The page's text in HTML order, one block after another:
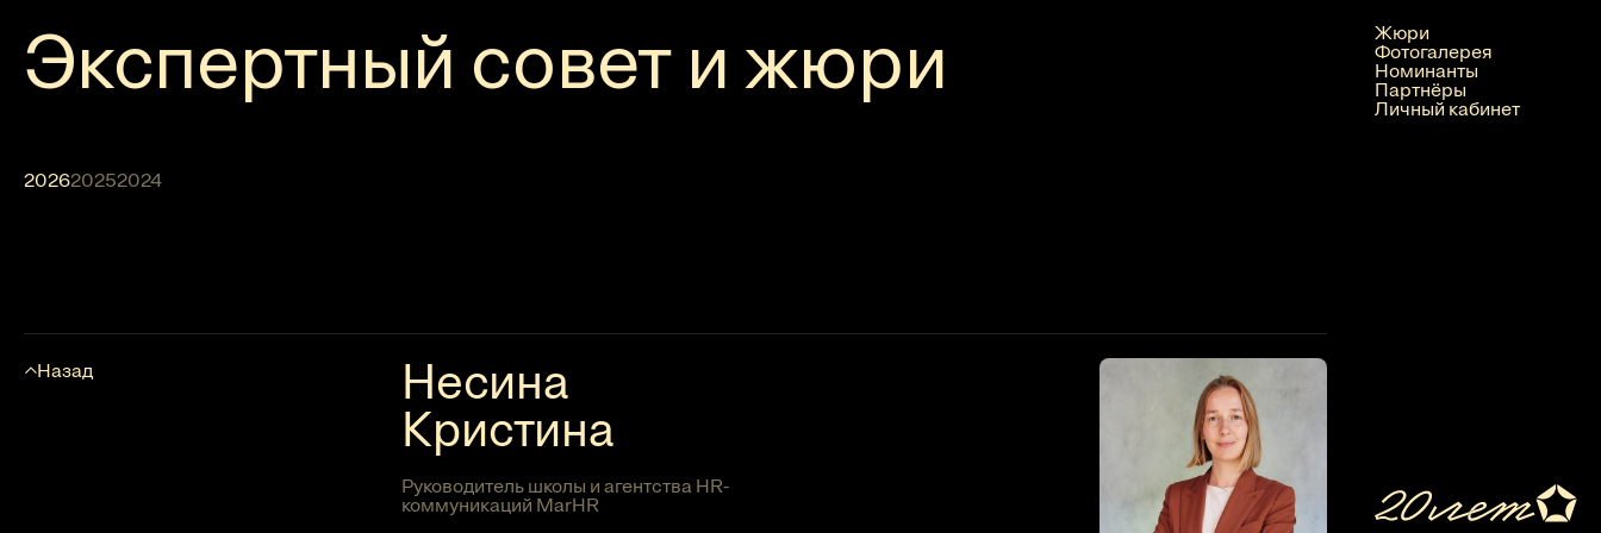
Жюри
Фотогалерея
Номинанты
Партнёры
Личный кабинет
Экспертный совет и жюри
202620252024
Назад
Несина
Кристина
Руководитель школы и агентства HR-
коммуникаций MarHR